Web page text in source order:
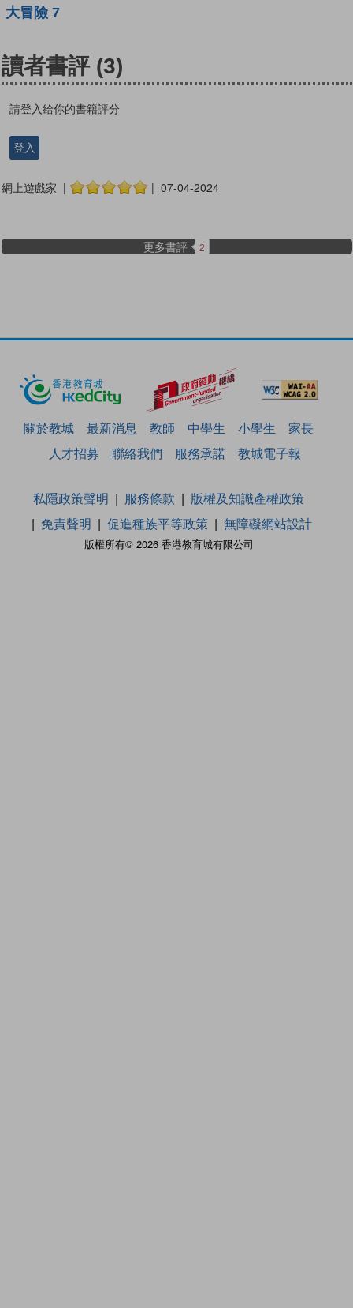
大冒險 7
讀者書評 (3)
請登入給你的書籍評分
登入
網上遊戲家 | | 07-04-2024
更多書評 2
關於教城 最新消息 教師 中學生 小學生
家長
人才招募
聯絡我們 服務承諾 教城電子報
版權所有© 2026 香港教育城有限公司
私隱政策聲明 服務條款
版權及知識產權政策
免責聲明
促進種族平等政策 無障礙網站設計